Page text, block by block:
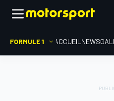
FORMULE 1 ACCUEIL NEWS